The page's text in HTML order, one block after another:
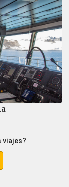
viajes?